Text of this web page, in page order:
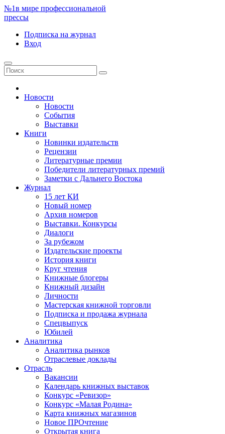
№1в мире профессиональной
прессы
Подписка на журнал
Вход
Новости
Новости
События
Выставки
Книги
Новинки издательств
Рецензии
Литературные премии
Победители литературных премий
Заметки с Дальнего Востока
Журнал
15 лет КИ
Новый номер
Архив номеров
Выставки. Конкурсы
Диалоги
За рубежом
Издательские проекты
История книги
Круг чтения
Книжные блогеры
Книжный дизайн
Личности
Мастерская книжной торговли
Подписка и продажа журнала
Спецвыпуск
Юбилей
Аналитика
Аналитика рынков
Отраслевые доклады
Отрасль
Вакансии
Календарь книжных выставок
Конкурс «Ревизор»
Конкурс «Малая Родина»
Карта книжных магазинов
Новое ПРОчтение
Открытая книга